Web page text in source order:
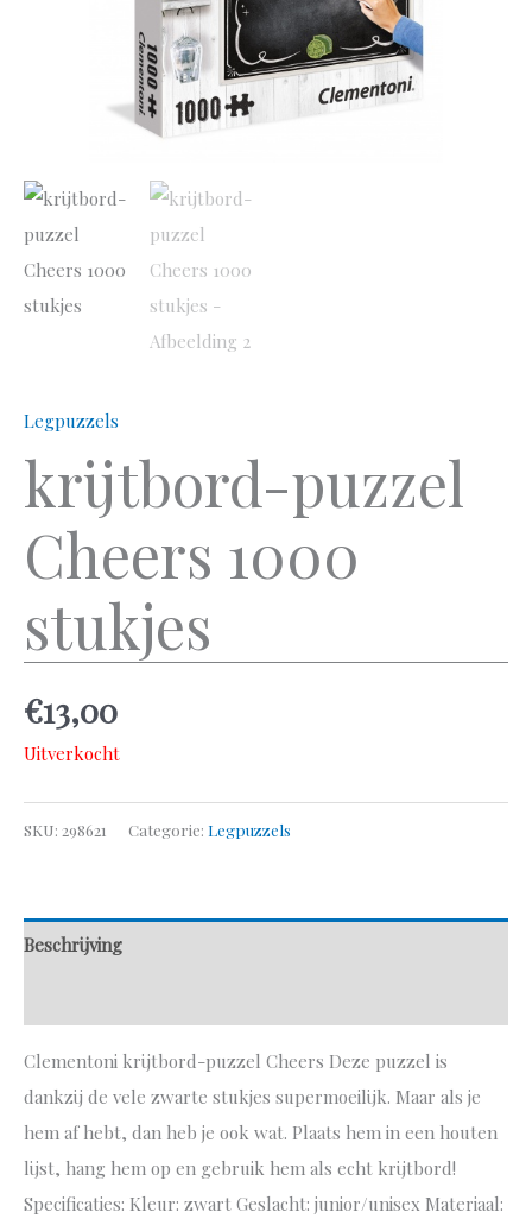
Legpuzzels
krijtbord-puzzel
Cheers 1000
stukjes
€13,00
Uitverkocht
SKU: 298621 Categorie: Legpuzzels
Beschrijving
Clementoni krijtbord-puzzel Cheers Deze puzzel is
dankzij de vele zwarte stukjes supermoeilijk. Maar als je
hem af hebt, dan heb je ook wat. Plaats hem in een houten
lijst, hang hem op en gebruik hem als echt krijtbord!
Specificaties: Kleur: zwart Geslacht: junior/unisex Materiaal: